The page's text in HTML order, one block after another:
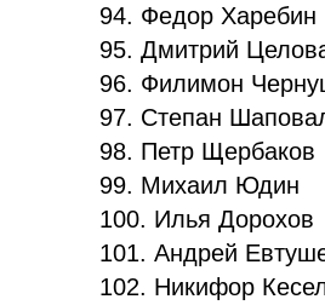
94. Федор Харебин
95. Дмитрий
96. Филимон
97. Степан
98. Петр Щербаков
99. Михаил Юдин
100. Илья Дорохов
101. Андрей
102. Никифор